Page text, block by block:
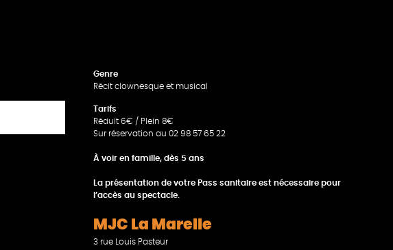
Genre
Récit clownesque et musical
Tarifs
Réduit 6€ / Plein 8€
Sur réservation au 02 98 57 65 22
À voir en famille, dès 5 ans
La présentation de votre Pass sanitaire est nécessaire pour
l’accès au spectacle.
MJC La Marelle
3 rue Louis Pasteur